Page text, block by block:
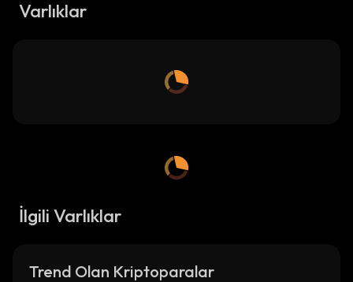
Varlıklar
İlgili Varlıklar
Trend Olan Kriptoparalar